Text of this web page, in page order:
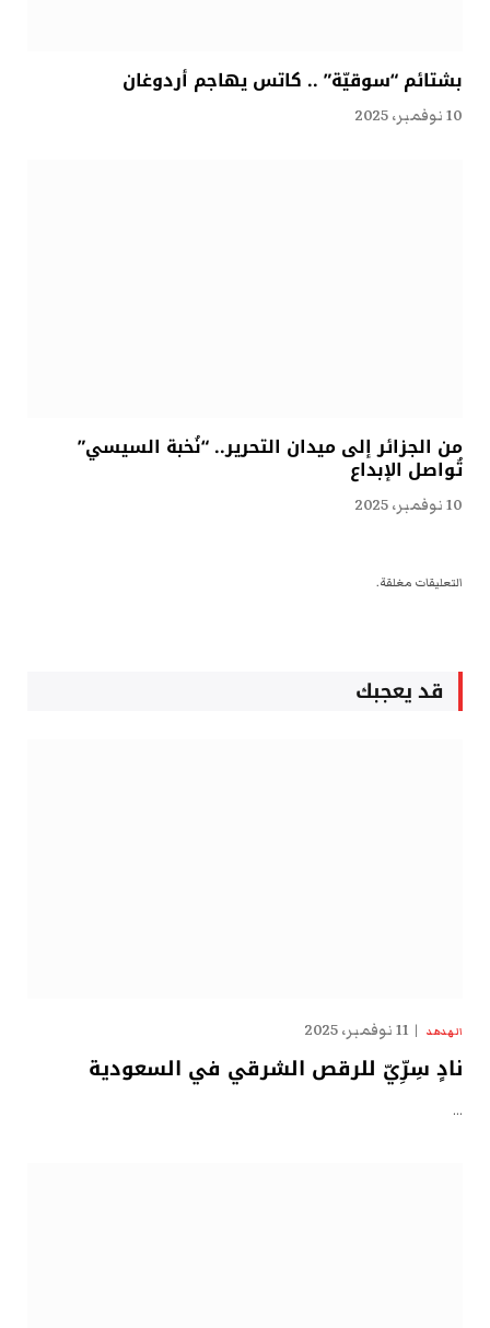
بشتائم “سوقيّة” .. كاتس يهاجم أردوغان
10 نوفمبر، 2025
من الجزائر إلى ميدان التحرير.. “نُخبة السيسي”
تُواصل الإبداع
10 نوفمبر، 2025
التعليقات مغلقة.
قد يعجبك
الهدهد 11 نوفمبر، 2025
نادٍ سِرِّيّ للرقص الشرقي في السعودية
…